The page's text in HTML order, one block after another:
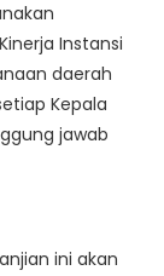
Instansi
daerah
Kepala
jawab
ini akan